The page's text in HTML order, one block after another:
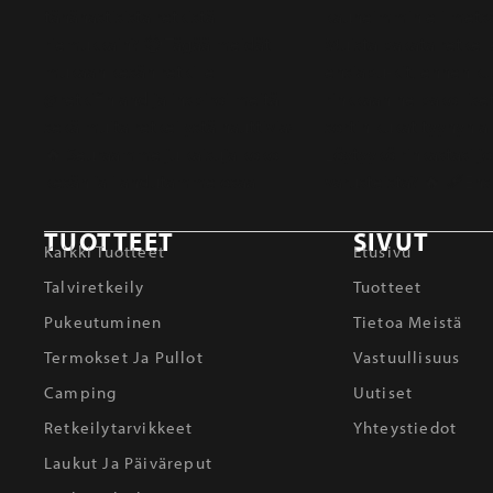
TUOTTEET
Kaikki Tuotteet
Talviretkeily
Pukeutuminen
Termokset Ja Pullot
Camping
Retkeilytarvikkeet
Laukut Ja Päiväreput
SIVUT
Etusivu
Tuotteet
Tietoa Meistä
Vastuullisuus
Uutiset
Yhteystiedot